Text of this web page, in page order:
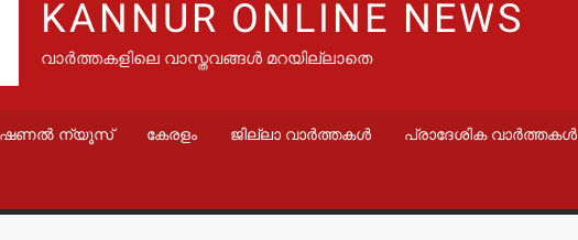
KANNUR ONLINE NEWS
വാർത്തകളിലെ വാസ്തവങ്ങൾ മറയില്ലാതെ
ന്യൂസ് കേരളം ജില്ലാ വാർത്തകൾ പ്രാദേശിക വാർത്തകൾ